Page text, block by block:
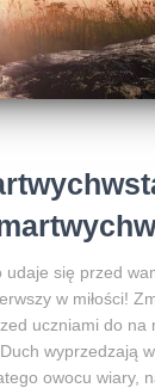
udaje się przed
w miłości!
uczniami do na
wyprzedzają
owocu wiary,